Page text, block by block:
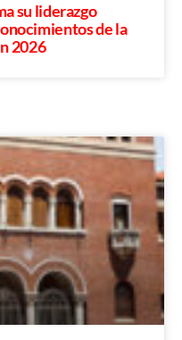
su liderazgo
de la
2026